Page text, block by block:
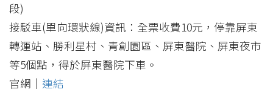
段)
接駁車(單向環狀線)資訊：全票收費10元，停靠屏東
轉運站、勝利星村、青創園區、屏東醫院、屏東夜市
等5個點，得於屏東醫院下車。
官網｜ 連結